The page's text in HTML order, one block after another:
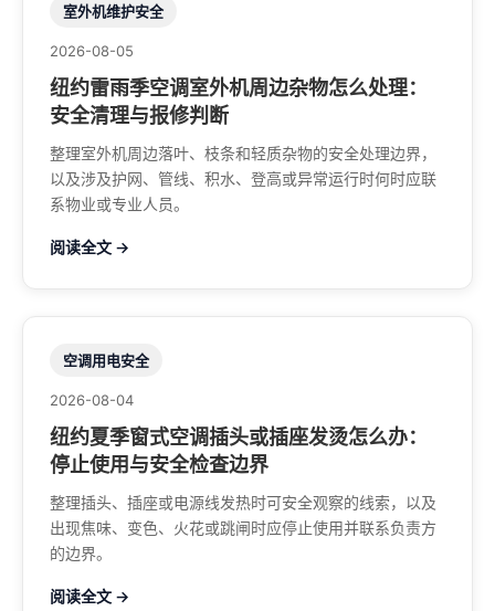
室外机维护安全
2026-08-05
纽约雷雨季空调室外机周边杂物怎么处理：
安全清理与报修判断
整理室外机周边落叶、枝条和轻质杂物的安全处理边界，
以及涉及护网、管线、积水、登高或异常运行时何时应联
系物业或专业人员。
阅读全文 →
空调用电安全
2026-08-04
纽约夏季窗式空调插头或插座发烫怎么办：
停止使用与安全检查边界
整理插头、插座或电源线发热时可安全观察的线索，以及
出现焦味、变色、火花或跳闸时应停止使用并联系负责方
的边界。
阅读全文 →